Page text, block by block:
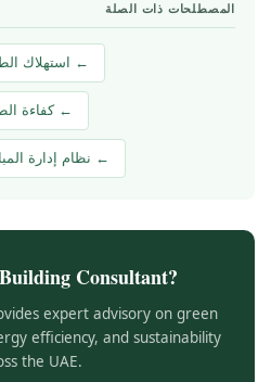
المصطلحات ذات الصلة
← استهلاك
← كفاءة
← نظام إدارة
Consultant?
expert advisory on green
efficiency, and sustainability
the UAE.